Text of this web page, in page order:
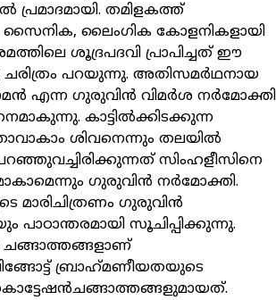
പ്രമാദമായി. തമിളകത്ത്
സൈനിക, ലൈംഗിക കോളനികളായി
ശൂദ്രപദവി പ്രാപിച്ചത് ഈ
പറയുന്നു. അതിസമര്‍ഥനായ
എന്ന ഗുരുവിന്‍ വിമര്‍ശ നര്‍മോക്തി
കാട്ടില്‍ക്കിടക്കുന്ന
ശിവനെന്നും തലയില്‍
സിംഹളീസിനെ
ഗുരുവിന്‍ നര്‍മോക്തി.
മാരിചിത്രണം ഗുരുവിന്‍
സൂചിപ്പിക്കുന്നു.
ചങ്ങാത്തങ്ങളാണ്
ബ്രാഹ്‌മണീയതയുടെ